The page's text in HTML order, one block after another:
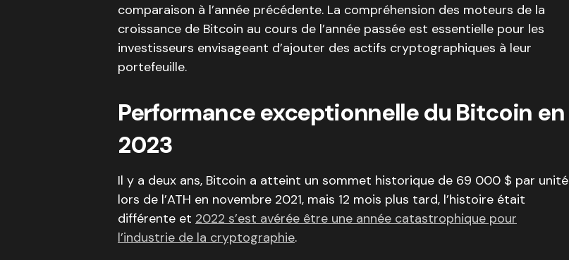
comparaison à l’année précédente. La compréhension des moteurs de la
croissance de Bitcoin au cours de l’année passée est essentielle pour les
investisseurs envisageant d’ajouter des actifs cryptographiques à leur
portefeuille.
Performance exceptionnelle du Bitcoin en
2023
Il y a deux ans, Bitcoin a atteint un sommet historique de 69 000 $ par unité
lors de l’ATH en novembre 2021, mais 12 mois plus tard, l’histoire était
différente et 2022 s’est avérée être une année catastrophique pour
l’industrie de la cryptographie.